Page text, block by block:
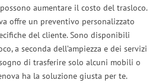
aumentare il costo del trasloco.
offre un preventivo personalizzato
del cliente. Sono disponibili
a seconda dell’ampiezza e dei servizi
di trasferire solo alcuni mobili o
ha la soluzione giusta per te.